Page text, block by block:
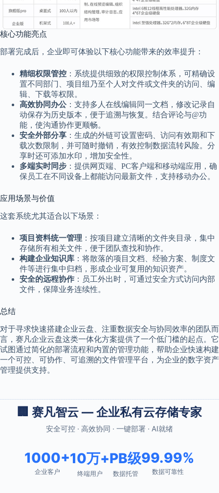
核心功能亮点
部署完成后，企业即可体验以下核心功能带来的效率提升：
精细权限管控 ：系统提供细致的权限控制体系，可精确设
置不同部门、项目组乃至个人对文件或文件夹的访问、编
辑、下载等权限。
高效协同办公：支持多人在线编辑同一文档，修改记录自
动保存为历史版本，便于追溯与恢复。结合评论与@功
能，使沟通协作更顺畅。
安全外部分享 ：生成的外链可设置密码、访问有效期和下
载次数限制，并可随时撤销，有效控制数据流转风险。分
享时还可添加水印，增加安全性。
多端实时同步 ：提供网页端、PC客户端和移动端应用，确
保员工在不同设备上都能访问最新文件，支持移动办公。
应用场景与价值
这套系统尤其适合以下场景：
项目资料统一管理 ：按项目建立清晰的文件夹目录，集中
存储所有相关文件，便于团队查找和协作。
构建企业知识库 ：将散落的项目文档、经验方案、制度文
件等进行集中归档，形成企业可复用的知识资产。
安全的远程协作 ：员工外出时，可通过安全方式访问内部
文件，保障业务连续性。
总结
对于寻求快速搭建企业云盘、注重数据安全与协同效率的团队而
言，赛凡企业云盘这类一体化方案提供了一个低门槛的起点。它
试图通过简化的部署流程和内置的管理功能，帮助企业快速构建
一个可控、可协作、可追溯的文件管理平台，为企业的数字资产
管理提供支持。
🏢 赛凡智云 — 企业私有云存储专家
安全可控 · 高效协同 · 一键部署 · AI就绪
1000+
企业客户
10万+
终端用户
PB级
数据托管
99.99%
数据可靠性